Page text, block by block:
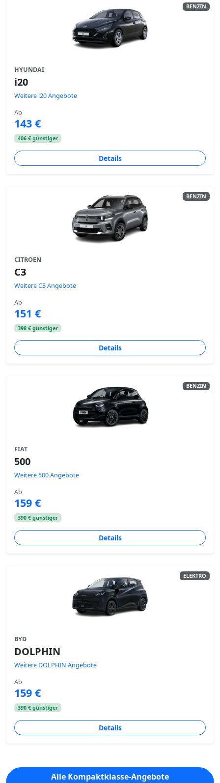
BENZIN
HYUNDAI
i20
Weitere i20 Angebote
Ab
143 €
406 € günstiger
Details
BENZIN
CITROEN
C3
Weitere C3 Angebote
Ab
151 €
398 € günstiger
Details
BENZIN
FIAT
500
Weitere 500 Angebote
Ab
159 €
390 € günstiger
Details
ELEKTRO
BYD
DOLPHIN
Weitere DOLPHIN Angebote
Ab
159 €
390 € günstiger
Details
Alle Kompaktklasse-Angebote